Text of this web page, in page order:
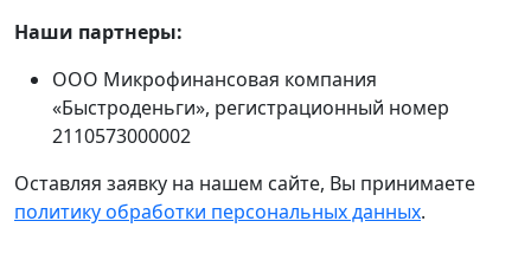
Наши партнеры:
ООО Микрофинансовая компания
«Быстроденьги», регистрационный номер
2110573000002
Оставляя заявку на нашем сайте, Вы принимаете
политику обработки персональных данных.